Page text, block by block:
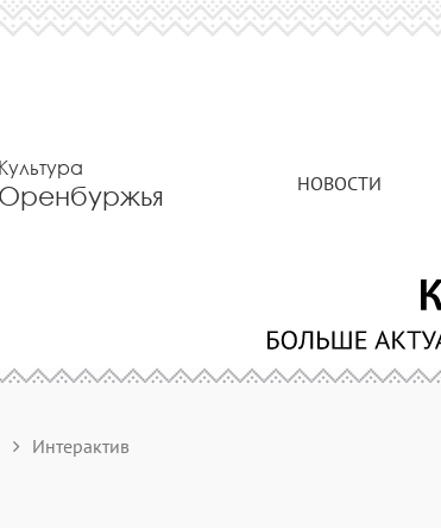
Культура
Оренбуржья НОВОСТИ
Интерактив